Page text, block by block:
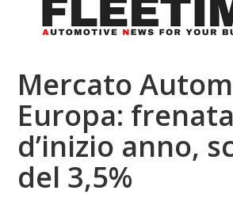
Mercato
Europa: frenata
d’inizio anno,
del 3,5%